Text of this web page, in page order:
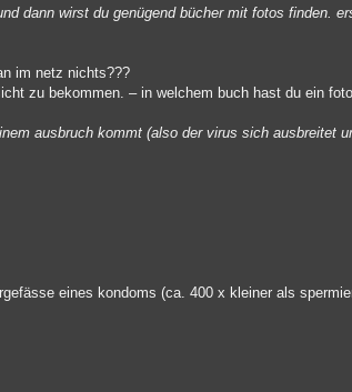
dann wirst du genügend bücher mit fotos finden.
im netz nichts???
zu bekommen. – in welchem buch hast du ein
ausbruch kommt (also der virus sich ausbreitet
eines kondoms (ca. 400 x kleiner als